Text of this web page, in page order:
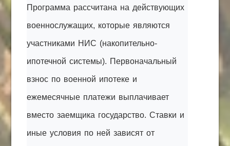
Программа рассчитана на действующих
военнослужащих, которые являются
участниками НИС (накопительно-
ипотечной системы). Первоначальный
взнос по военной ипотеке и
ежемесячные платежи выплачивает
вместо заемщика государство. Ставки и
иные условия по ней зависят от